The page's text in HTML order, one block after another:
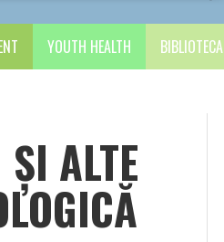
YOUTH HEALTH BIBLIOTECA
ALTE